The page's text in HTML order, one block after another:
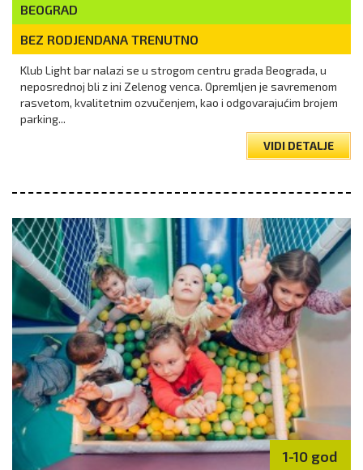
BEOGRAD
BEZ RODJENDANA TRENUTNO
Klub Light bar nalazi se u strogom centru grada Beograda, u
neposrednoj bli z ini Zelenog venca. Opremljen je savremenom
rasvetom, kvalitetnim ozvučenjem, kao i odgovarajućim brojem
parking...
VIDI DETALJE
1-10 god